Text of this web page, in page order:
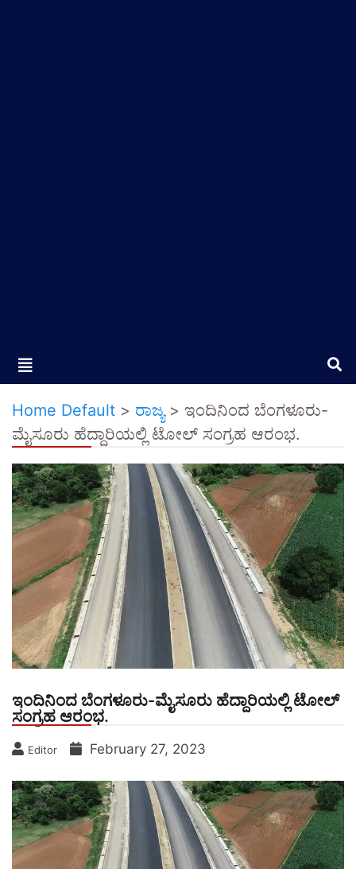
Home Default > ರಾಜ್ಯ> ಇಂದಿನಿಂದ ಬೆಂಗಳೂರು-
ಮೈಸೂರು ಹೆದ್ದಾರಿಯಲ್ಲಿ ಟೋಲ್ ಸಂಗ್ರಹ ಆರಂಭ.
ಇಂದಿನಿಂದ ಬೆಂಗಳೂರು-ಮೈಸೂರು ಹೆದ್ದಾರಿಯಲ್ಲಿ ಟೋಲ್
ಸಂಗ್ರಹ ಆರಂಭ.
Editor February 27, 2023